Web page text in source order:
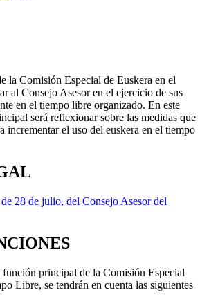
la Comisión Especial de Euskera en el
al Consejo Asesor en el ejercicio de sus
en el tiempo libre organizado. En este
será reflexionar sobre las medidas que
incrementar el uso del euskera en el tiempo
28 de julio, del Consejo Asesor del
función principal de la Comisión Especial
Libre, se tendrán en cuenta las siguientes